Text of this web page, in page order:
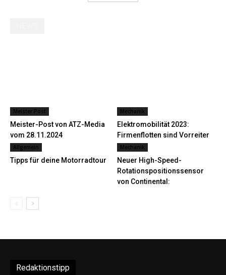
Meister Post
Meister-Post von ATZ-Media
vom 28.11.2024
Mechanik
Elektromobilität 2023:
Firmenflotten sind Vorreiter
Allgemein
Tipps für deine Motorradtour
Mechanik
Neuer High-Speed-
Rotationspositionssensor
von Continental:
Redaktionstipp